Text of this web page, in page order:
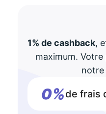
1% de cashback,
maximum.
notre
0%de frais